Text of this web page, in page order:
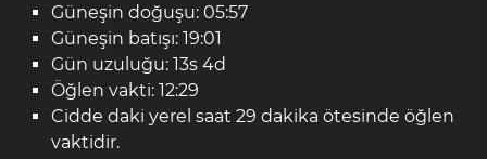
Güneşin doğuşu: 05:57
Güneşin batışı: 19:01
Gün uzuluğu: 13s 4d
Öğlen vakti: 12:29
Cidde daki yerel saat 29 dakika ötesinde öğlen
vaktidir.